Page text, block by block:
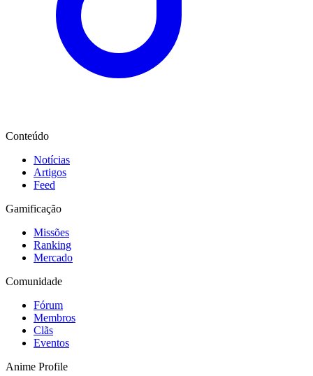
Conteúdo
Notícias
Artigos
Feed
Gamificação
Missões
Ranking
Mercado
Comunidade
Fórum
Membros
Clãs
Eventos
Anime Profile